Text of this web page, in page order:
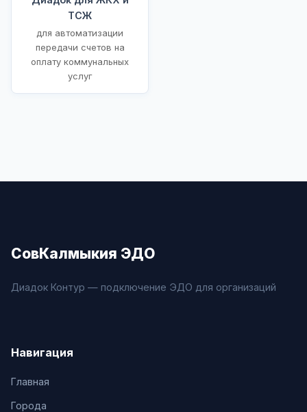
ТСЖ
для автоматизации
передачи счетов на
оплату коммунальных
услуг
СовКалмыкия ЭДО
Диадок Контур — подключение ЭДО для организаций
Навигация
Главная
Города